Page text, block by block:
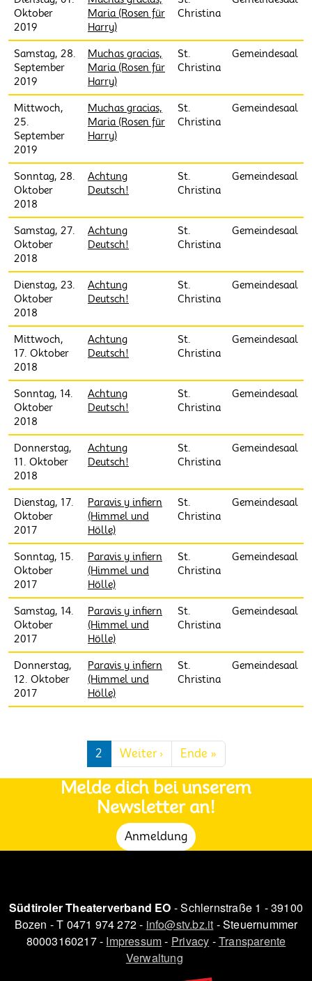
Oktober
2019
Maria (Rosen für
Harry)
Christina
Samstag, 28.
September
2019
Muchas gracias,
Maria (Rosen für
Harry)
St.
Christina
Gemeindesaal
Mittwoch,
25.
September
2019
Muchas gracias,
Maria (Rosen für
Harry)
St.
Christina
Gemeindesaal
Sonntag, 28.
Oktober
2018
Achtung
Deutsch!
St.
Christina
Gemeindesaal
Samstag, 27.
Oktober
2018
Achtung
Deutsch!
St.
Christina
Gemeindesaal
Dienstag, 23.
Oktober
2018
Achtung
Deutsch!
St.
Christina
Gemeindesaal
Mittwoch,
17. Oktober
2018
Achtung
Deutsch!
St.
Christina
Gemeindesaal
Sonntag, 14.
Oktober
2018
Achtung
Deutsch!
St.
Christina
Gemeindesaal
Donnerstag,
11. Oktober
2018
Achtung
Deutsch!
St.
Christina
Gemeindesaal
Dienstag, 17.
Oktober
2017
Paravis y infiern
(Himmel und
Hölle)
St.
Christina
Gemeindesaal
Sonntag, 15.
Oktober
2017
Paravis y infiern
(Himmel und
Hölle)
St.
Christina
Gemeindesaal
Samstag, 14.
Oktober
2017
Paravis y infiern
(Himmel und
Hölle)
St.
Christina
Gemeindesaal
Donnerstag,
12. Oktober
2017
Paravis y infiern
(Himmel und
Hölle)
St.
Christina
Gemeindesaal
2 Weiter ›Nächste Seite
Ende »Letzte Seite
Melde dich bei unserem
Newsletter an!
Anmeldung
Südtiroler Theaterverband EO - Schlernstraße 1 - 39100
Bozen - T 0471 974 272 - info@stv.bz.it - Steuernummer
80003160217 - Impressum- Privacy -Transparente
Verwaltung